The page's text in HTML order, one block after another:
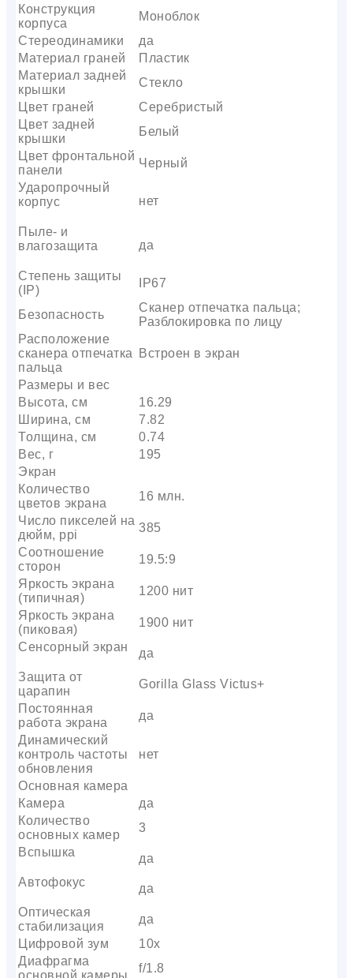
Конструкция
корпуса
Моноблок
Стереодинамики
да
Материал граней
Пластик
Материал задней
крышки
Стекло
Цвет граней
Серебристый
Цвет задней
крышки
Белый
Цвет фронтальной
панели
Черный
Ударопрочный
корпус
нет
Пыле- и
влагозащита
да
Степень защиты
(IP)
IP67
Безопасность
Сканер отпечатка пальца;
Разблокировка по лицу
Расположение
сканера отпечатка
пальца
Встроен в экран
Размеры и вес
Высота, см
16.29
Ширина, см
7.82
Толщина, см
0.74
Вес, г
195
Экран
Количество
цветов экрана
16 млн.
Число пикселей на
дюйм, ppi
385
Соотношение
сторон
19.5:9
Яркость экрана
(типичная)
1200 нит
Яркость экрана
(пиковая)
1900 нит
Сенсорный экран
да
Защита от
царапин
Gorilla Glass Victus+
Постоянная
работа экрана
да
Динамический
контроль частоты
обновления
нет
Основная камера
Камера
да
Количество
основных камер
3
Вспышка
да
Автофокус
да
Оптическая
стабилизация
да
Цифровой зум
10x
Диафрагма
основной камеры
f/1.8